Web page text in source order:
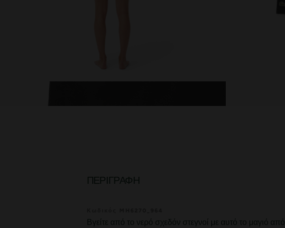
ΠΕΡΙΓΡΑΦΉ
Βγείτε από το νερό σχεδόν στεγνοί με αυτό το μαγιό από